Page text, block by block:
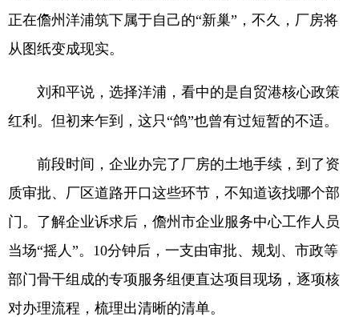
正在儋州洋浦筑下属于自己的“新巢”，不久，厂房将
从图纸变成现实。
刘和平说，选择洋浦，看中的是自贸港核心政策
红利。但初来乍到，这只“鸽”也曾有过短暂的不适。
前段时间，企业办完了厂房的土地手续，到了资
质审批、厂区道路开口这些环节，不知道该找哪个部
门。了解企业诉求后，儋州市企业服务中心工作人员
当场“摇人”。10分钟后，一支由审批、规划、市政等
部门骨干组成的专项服务组便直达项目现场，逐项核
对办理流程，梳理出清晰的清单。